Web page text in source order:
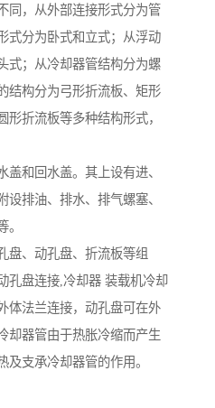
同，从外部连接形式分为管
式分为卧式和立式；从浮动
式；从冷却器管结构分为螺
结构分为弓形折流板、矩形
折流板等多种结构形式，
和回水盖。其上设有进、
设排油、排水、排气螺塞、
。
盘、动孔盘、折流板等组
孔盘连接,冷却器 装载机冷却
体法兰连接，动孔盘可在外
却器管由于热胀冷缩而产生
及支承冷却器管的作用。